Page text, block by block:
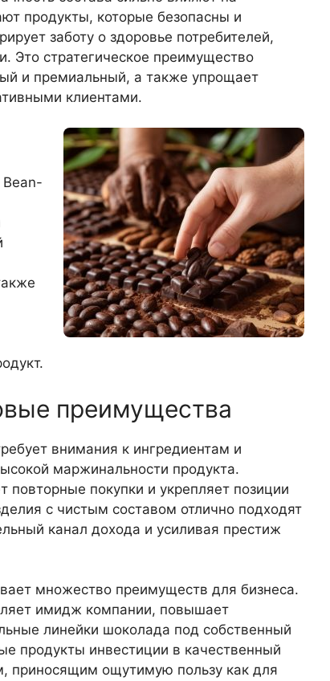
продукты, которые безопасны и
заботу о здоровье потребителей,
Это стратегическое преимущество
и премиальный, а также упрощает
клиентами.
Bean-
преимущества
внимания к ингредиентам и
маржинальности продукта.
покупки и укрепляет позиции
с чистым составом отлично подходят
канал дохода и усиливая престиж
множество преимуществ для бизнеса.
имидж компании, повышает
линейки шоколада под собственный
продукты инвестиции в качественный
приносящим ощутимую пользу как для